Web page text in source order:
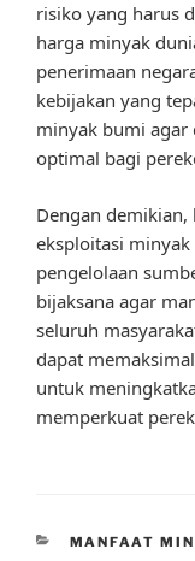
risiko yang harus
harga minyak
penerimaan
kebijakan yang
minyak bumi agar
optimal bagi
Dengan
eksploitasi minyak
pengelolaan
bijaksana agar
seluruh
dapat
untuk
memperkuat
CATEGORIES
MANFAAT